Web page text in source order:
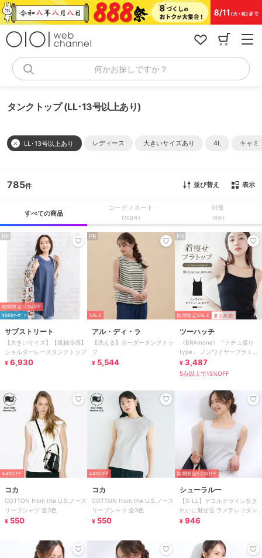
コ
ン
何かお探しですか？
タンクトップ (LL･13号以上あり)
LL･13号以上あり レディース 大きいサイズあり 4L キャミ
785 並び替え 表示
すべての商品
コーディネート
(700件)
特集
(4件)
PR
期間限定10%OFF
¥888ｸｰﾎﾟﾝ
サブストリート
【大きいサイズ】【接触冷感】
ショルダーレースタンクトップ
¥ 6,930
PR
SALE
アル・ディ・ラ
【洗える】ボーダータンクトッ
プ
¥ 5,544
PR
期間限定SALE まとめ割
ツーハッチ
《BRAmone》「ナチュ盛り
type」 ノンワイヤーブラトッ
プ スリムシルエット
¥ 3,487
5点以上で15%OFF
44%OFF
コカ
COTTON from the U.S.ノース
リーブシャツ 全3色
¥ 550
44%OFF
コカ
COTTON from the U.S.ノース
リーブシャツ 全3色
¥ 550
期間限定52%OFF
シューラルー
【S-LL】デコルテラインをき
れいに魅せる ラメテレコタン
クトップ
¥ 946